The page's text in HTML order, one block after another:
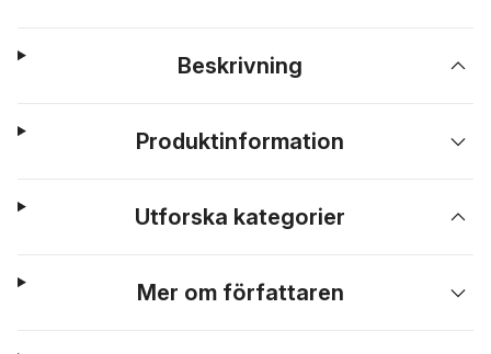
Beskrivning
Produktinformation
Utforska kategorier
Mer om författaren